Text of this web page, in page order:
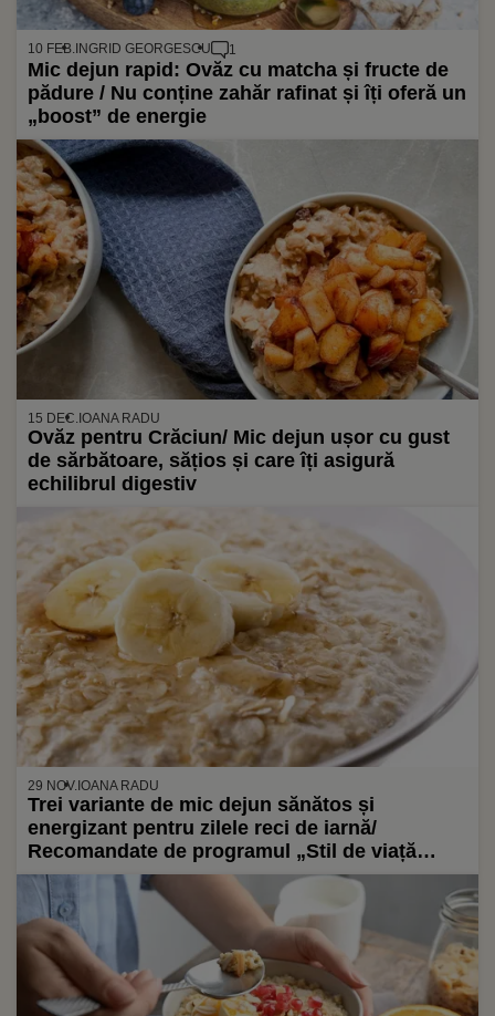
10 FEB. INGRID GEORGESCU 1
Mic dejun rapid: Ovăz cu matcha și fructe de
pădure / Nu conține zahăr rafinat și îți oferă un
„boost” de energie
15 DEC. IOANA RADU
Ovăz pentru Crăciun/ Mic dejun ușor cu gust
de sărbătoare, sățios și care îți asigură
echilibrul digestiv
29 NOV. IOANA RADU
Trei variante de mic dejun sănătos și
energizant pentru zilele reci de iarnă/
Recomandate de programul „Stil de viață
sănătos” al Facultății de Medicină Harvard